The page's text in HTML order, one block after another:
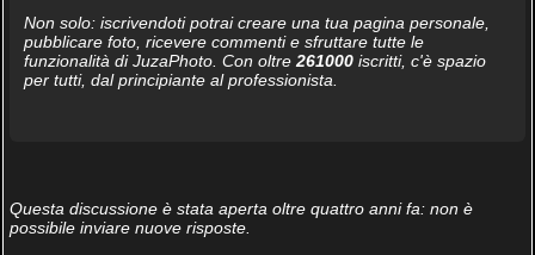
Non solo: iscrivendoti potrai creare una tua pagina personale,
pubblicare foto, ricevere commenti e sfruttare tutte le
funzionalità di JuzaPhoto. Con oltre 261000iscritti, c'è spazio
per tutti, dal principiante al professionista.
Questa discussione è stata aperta oltre quattro anni fa: non è
possibile inviare nuove risposte.